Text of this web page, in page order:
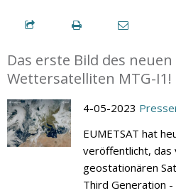
Das erste Bild des
Wettersatelliten MTG-I1!
4-05-2023
EUMETSAT hat
veröffentlicht, das
geostationären
Third Generation